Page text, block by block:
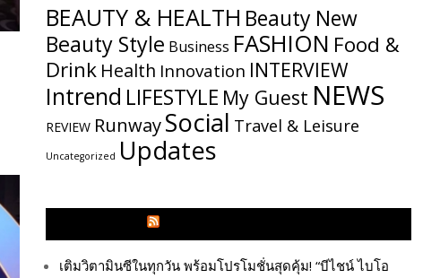
BEAUTY & HEALTH Beauty New
Beauty Style Business FASHION Food &
Drink Health Innovation INTERVIEW
Intrend LIFESTYLE My​ Guest NEWS
REVIEW RunwaySocial Travel & Leisure
Uncategorized Updates
เติมวิตามินซีในทุกวัน พร้อมโปรโมชั่นสุดคุ้ม! “บีไชน์ ไบโอ